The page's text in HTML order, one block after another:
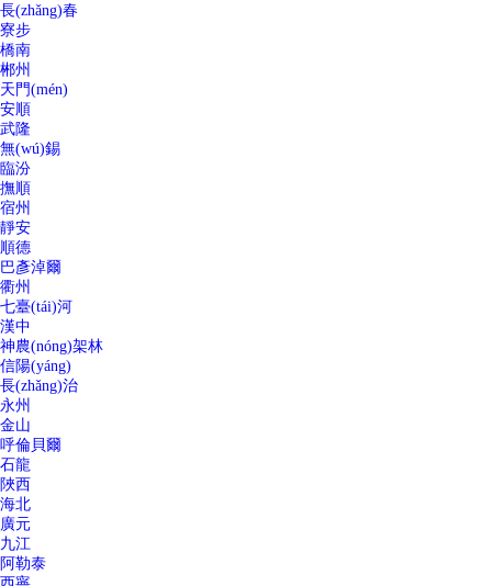
長(zhǎng)春
寮步
橋南
郴州
天門(mén)
安順
武隆
無(wú)錫
臨汾
撫順
宿州
靜安
順德
巴彥淖爾
衢州
七臺(tái)河
漢中
神農(nóng)架林
信陽(yáng)
長(zhǎng)治
永州
金山
呼倫貝爾
石龍
陜西
海北
廣元
九江
阿勒泰